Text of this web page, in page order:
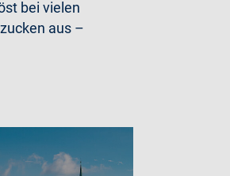
bei vielen
aus –